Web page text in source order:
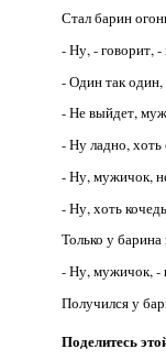
Стал барин
- Ну, - говорит,
- Один так один,
- Не выйдет,
- Ну ладно,
- Ну, мужичок,
- Ну, хоть
Только у барина
- Ну, мужичок, -
Получился у
Поделитесь